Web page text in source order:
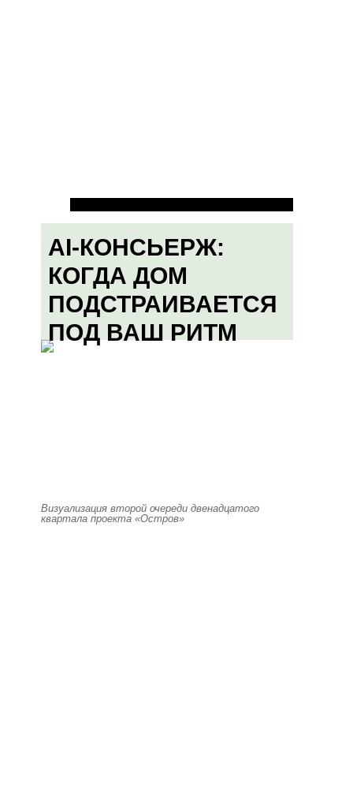
AI-КОНСЬЕРЖ:
КОГДА ДОМ
ПОДСТРАИВАЕТСЯ
ПОД ВАШ РИТМ
Визуализация второй очереди двенадцатого
квартала проекта «Остров»